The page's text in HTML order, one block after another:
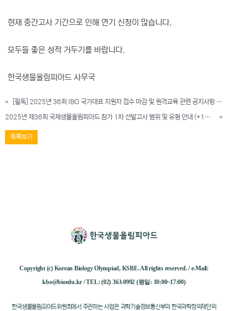
현재 중간고사 기간으로 인해 연기 신청이 많습니다.
모두들 좋은 성적 거두기를 바랍니다.
한국생물올림피아드 사무국
«
[필독] 2025년 36회 IBO 국가대표 지원자 접수 마감 및 원격교육 관련 공지사항 안내입니다.
2025년 제36회 국제생물올림피아드 참가 1차 선발고사 범위 및 유형 안내 (+1차후보자 원격교육 정정 안내)
»
목록보기
Copyright (c) Korean Biology Olympiad, KSBE. All rights reserved. / e-Mail:
kbo@bioedu.kr / TEL: (02) 363-0992 (평일: 10:00~17:00)
한국생물올림피아드위원회에서 주관하는 사업은 과학기술정보통신부와 한국과학창의재단의